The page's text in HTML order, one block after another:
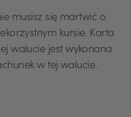
musisz się martwić o
kursie. Karta
walucie jest wykonana
w tej walucie.